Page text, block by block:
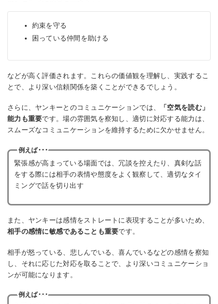
約束を守る
困っている仲間を助ける
などが高く評価されます。これらの価値観を理解し、実践するこ
とで、より深い信頼関係を築くことができるでしょう。
さらに、ヤンキーとのコミュニケーションでは、
「空気を読む」
能力も重要です。場の雰囲気を察知し、適切に対応する能力は、
スムーズなコミュニケーションを維持するために欠かせません。
例えば･･･
緊張感が高まっている場面では、冗談を控えたり、真剣な話
をする際には相手の表情や態度をよく観察して、適切なタイ
ミングで話を切り出す
また、ヤンキーは感情をストレートに表現することが多いため、
相手の感情に敏感であることも重要です。
相手が怒っている、悲しんでいる、喜んでいるなどの感情を察知
し、それに応じた対応を取ることで、より深いコミュニケーショ
ンが可能になります。
例えば･･･